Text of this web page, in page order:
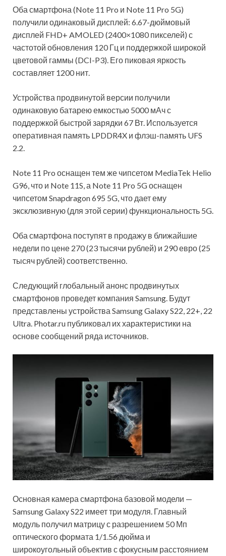
Оба смартфона (Note 11 Pro и Note 11 Pro 5G)
получили одинаковый дисплей: 6.67-дюймовый
дисплей FHD+ AMOLED (2400×1080 пикселей) с
частотой обновления 120 Гц и поддержкой широкой
цветовой гаммы (DCI-P3). Его пиковая яркость
составляет 1200 нит.
Устройства продвинутой версии получили
одинаковую батарею емкостью 5000 мАч с
поддержкой быстрой зарядки 67 Вт. Используется
оперативная память LPDDR4X и флэш-память UFS
2.2.
Note 11 Pro оснащен тем же чипсетом MediaTek Helio
G96, что и Note 11S, а Note 11 Pro 5G оснащен
чипсетом Snapdragon 695 5G, что дает ему
эксклюзивную (для этой серии) функциональность 5G.
Оба смартфона поступят в продажу в ближайшие
недели по цене 270 (23 тысячи рублей) и 290 евро (25
тысяч рублей) соответственно.
Следующий глобальный анонс продвинутых
смартфонов проведет компания Samsung. Будут
представлены устройства Samsung Galaxy S22, 22+, 22
Ultra. Photar.ru публиковал их характеристики на
основе сообщений ряда источников.
Основная камера смартфона базовой модели —
Samsung Galaxy S22 имеет три модуля. Главный
модуль получил матрицу с разрешением 50 Мп
оптического формата 1/1.56 дюйма и
широкоугольный объектив с фокусным расстоянием